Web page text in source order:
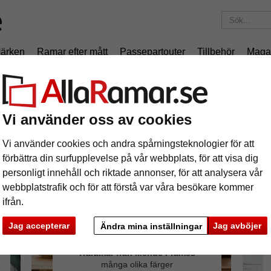
Vi använder oss av cookies
Vi använder cookies och andra spårningsteknologier för att
förbättra din surfupplevelse på vår webbplats, för att visa dig
personligt innehåll och riktade annonser, för att analysera vår
webbplatstrafik och för att förstå var våra besökare kommer
ifrån.
Jag accepterar Jag avböjer
Ändra mina inställningar
Ramar efter mått Passepartouter Tillbehör
Träramar från Mende Frames
många olika färger